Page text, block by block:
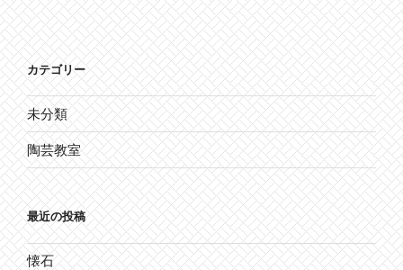
カテゴリー
未分類
陶芸教室
最近の投稿
懐石